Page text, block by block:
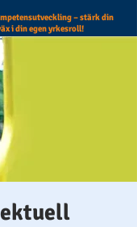
– stärk din
i din egen yrkesroll!